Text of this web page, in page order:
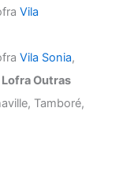
Vila
Vila Sonia,
Outras
Tamboré,